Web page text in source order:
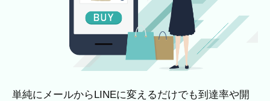
単純にメールからLINEに変えるだけでも到達率や開